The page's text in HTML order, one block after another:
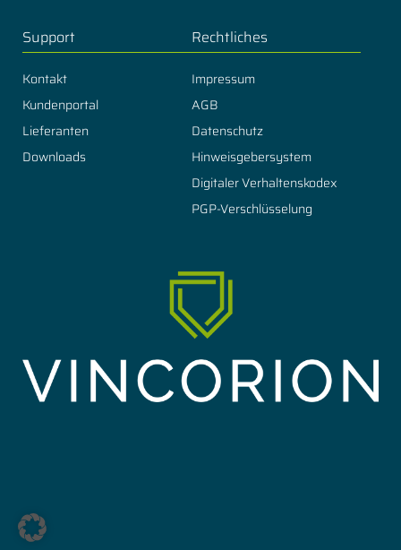
Support
Kontakt
Kundenportal
Lieferanten
Downloads
Rechtliches
Impressum
AGB
Datenschutz
Hinweisgebersystem
Digitaler Verhaltenskodex
PGP-Verschlüsselung